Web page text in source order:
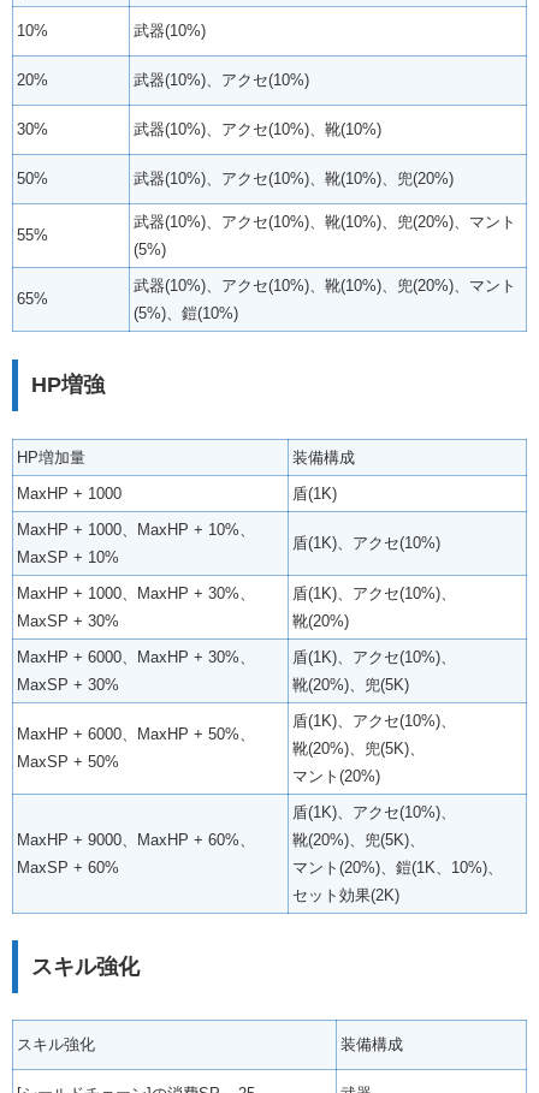
10% 武器(10%)
20% 武器(10%)、アクセ(10%)
30% 武器(10%)、アクセ(10%)、靴(10%)
50% 武器(10%)、アクセ(10%)、靴(10%)、兜(20%)
55%
武器(10%)、アクセ(10%)、靴(10%)、兜(20%)、マント
(5%)
65%
武器(10%)、アクセ(10%)、靴(10%)、兜(20%)、マント
(5%)、鎧(10%)
HP増強
HP増加量
装備構成
MaxHP + 1000
盾(1K)
MaxHP + 1000、MaxHP + 10%、
MaxSP + 10%
盾(1K)、アクセ(10%)
MaxHP + 1000、MaxHP + 30%、
MaxSP + 30%
盾(1K)、アクセ(10%)、
靴(20%)
MaxHP + 6000、MaxHP + 30%、
MaxSP + 30%
盾(1K)、アクセ(10%)、
靴(20%)、兜(5K)
MaxHP + 6000、MaxHP + 50%、
MaxSP + 50%
盾(1K)、アクセ(10%)、
靴(20%)、兜(5K)、
マント(20%)
MaxHP + 9000、MaxHP + 60%、
MaxSP + 60%
盾(1K)、アクセ(10%)、
靴(20%)、兜(5K)、
マント(20%)、鎧(1K、10%)、
セット効果(2K)
スキル強化
スキル強化 装備構成